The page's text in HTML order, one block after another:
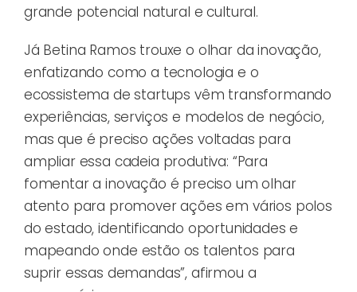
grande potencial natural e cultural.
Já Betina Ramos trouxe o olhar da inovação,
enfatizando como a tecnologia e o
ecossistema de startups vêm transformando
experiências, serviços e modelos de negócio,
mas que é preciso ações voltadas para
ampliar essa cadeia produtiva: “Para
fomentar a inovação é preciso um olhar
atento para promover ações em vários polos
do estado, identificando oportunidades e
mapeando onde estão os talentos para
suprir essas demandas”, afirmou a